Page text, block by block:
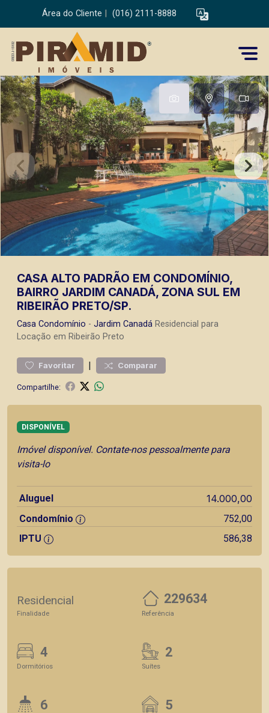
Área do Cliente (016) 2111-8888
CASA ALTO PADRÃO EM CONDOMÍNIO,
BAIRRO JARDIM CANADÁ, ZONA SUL EM
RIBEIRÃO PRETO/SP.
Casa Condomínio - Jardim Canadá Residencial para
Locação em Ribeirão Preto
Favoritar | Comparar
Compartilhe:
DISPONÍVEL
Imóvel disponível. Contate-nos pessoalmente para
visita-lo
Aluguel 14.000,00
Condomínio
752,00
IPTU
586,38
Residencial
Finalidade
229634
Referência
4
Dormitórios
2
Suítes
6 5